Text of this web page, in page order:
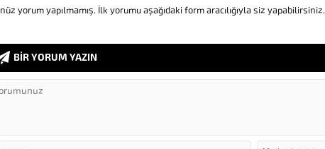
yorum yapılmamış. İlk yorumu aşağıdaki form aracılığıyla siz yapabilirsiniz.
BİR YORUM YAZIN